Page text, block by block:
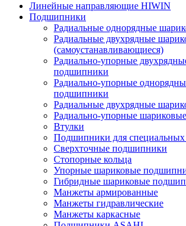
Линейные направляющие HIWIN
Подшипники
Радиальные однорядные
Радиальные двухрядные
(самоустанавливающиеся)
Радиально-упорные
подшипники
Радиально-упорные
подшипники
Радиальные двухрядные
Радиально-упорные
Втулки
Подшипники для специальных
Сверхточные подшипники
Стопорные кольца
Упорные шариковые
Гибридные шариковые
Манжеты армированные
Манжеты гидравлические
Манжеты каркасные